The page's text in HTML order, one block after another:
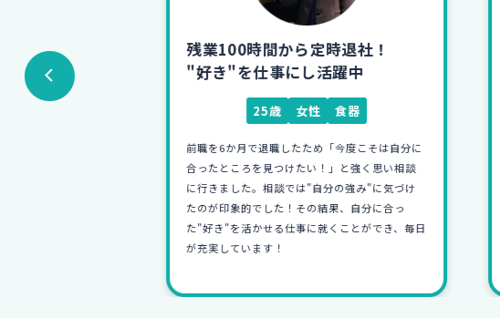
商社へ!
中
残業100時間から定時退社！
"好き"を仕事にし活躍中
25歳 女性 食器
前職を6か月で退職したため「今度こそは自分に
合ったところを見つけたい！」と強く思い相談
に行きました。相談では"自分の強み"に気づけ
たのが印象的でした！その結果、自分に合っ
た"好き"を活かせる仕事に就くことができ、毎日
が充実しています！